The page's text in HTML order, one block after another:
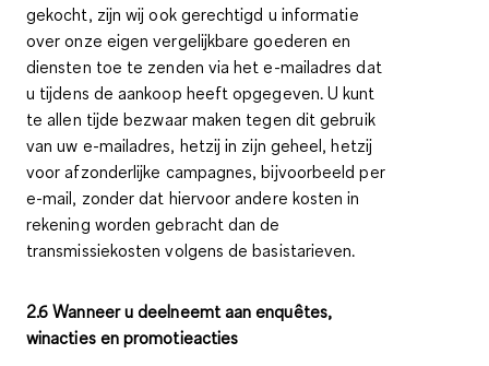
gekocht, zijn wij ook gerechtigd u informatie
over onze eigen vergelijkbare goederen en
diensten toe te zenden via het e-mailadres dat
u tijdens de aankoop heeft opgegeven. U kunt
te allen tijde bezwaar maken tegen dit gebruik
van uw e-mailadres, hetzij in zijn geheel, hetzij
voor afzonderlijke campagnes, bijvoorbeeld per
e-mail, zonder dat hiervoor andere kosten in
rekening worden gebracht dan de
transmissiekosten volgens de basistarieven.
2.6 Wanneer u deelneemt aan enquêtes,
winacties en promotieacties